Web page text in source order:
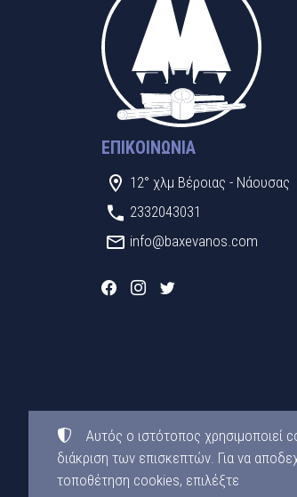
ΕΠΙΚΟΙΝΩΝΊΑ
12° χλμ Βέροιας - Νάουσας
2332043031
info@baxevanos.com
Αυτός ο ιστότοπος χρησιμοποιεί
διάκριση των επισκεπτών. Για να
τοποθέτηση cookies, επιλέξτε